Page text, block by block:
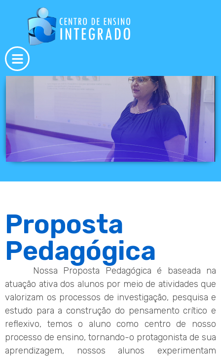
Proposta
Pedagógica
Nossa Proposta Pedagógica é baseada na
atuação ativa dos alunos por meio de atividades que
valorizam os processos de investigação, pesquisa e
estudo para a construção do pensamento crítico e
reflexivo, temos o aluno como centro de nosso
processo de ensino, tornando-o protagonista de sua
aprendizagem, nossos alunos experimentam